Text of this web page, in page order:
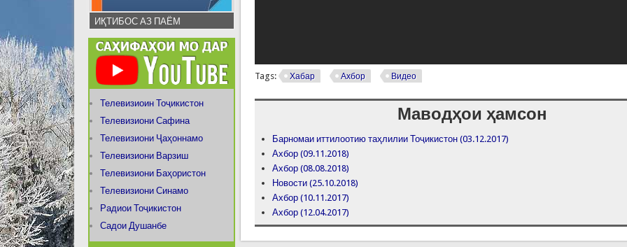
Tags: Хабар Ахбор Видео
Маводҳои ҳамсон
Барномаи иттилоотию таҳлилии Тоҷикистон (03.12.2017)
Ахбор (09.11.2018)
Ахбор (08.08.2018)
Новости (25.10.2018)
Ахбор (10.11.2017)
Ахбор (12.04.2017)
ИҚТИБОС АЗ ПАЁМ
Телевизиоин Тоҷикистон
Телевизиони Сафина
Телевизиони Ҷаҳоннамо
Телевизиони Варзиш
Телевизиони Баҳористон
Телевизиони Синамо
Радиои Тоҷикистон
Садои Душанбе